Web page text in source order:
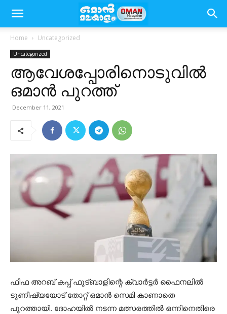
Home Uncategorized
Uncategorized
ആവേശപ്പോരിനൊടുവിൽ
ഒമാൻ പുറത്ത്
December 11, 2021
ഫിഫ അറബ് കപ്പ് ഫുട്ബാളിന്റെ ക്വാർട്ടർ ഫൈനലിൽ
ടുണീഷ്യയോട് തോറ്റ് ഒമാൻ സെമി കാണാതെ
പുറത്തായി. ദോഹയിൽ നടന്ന മത്സരത്തിൽ ഒന്നിനെതിരെ